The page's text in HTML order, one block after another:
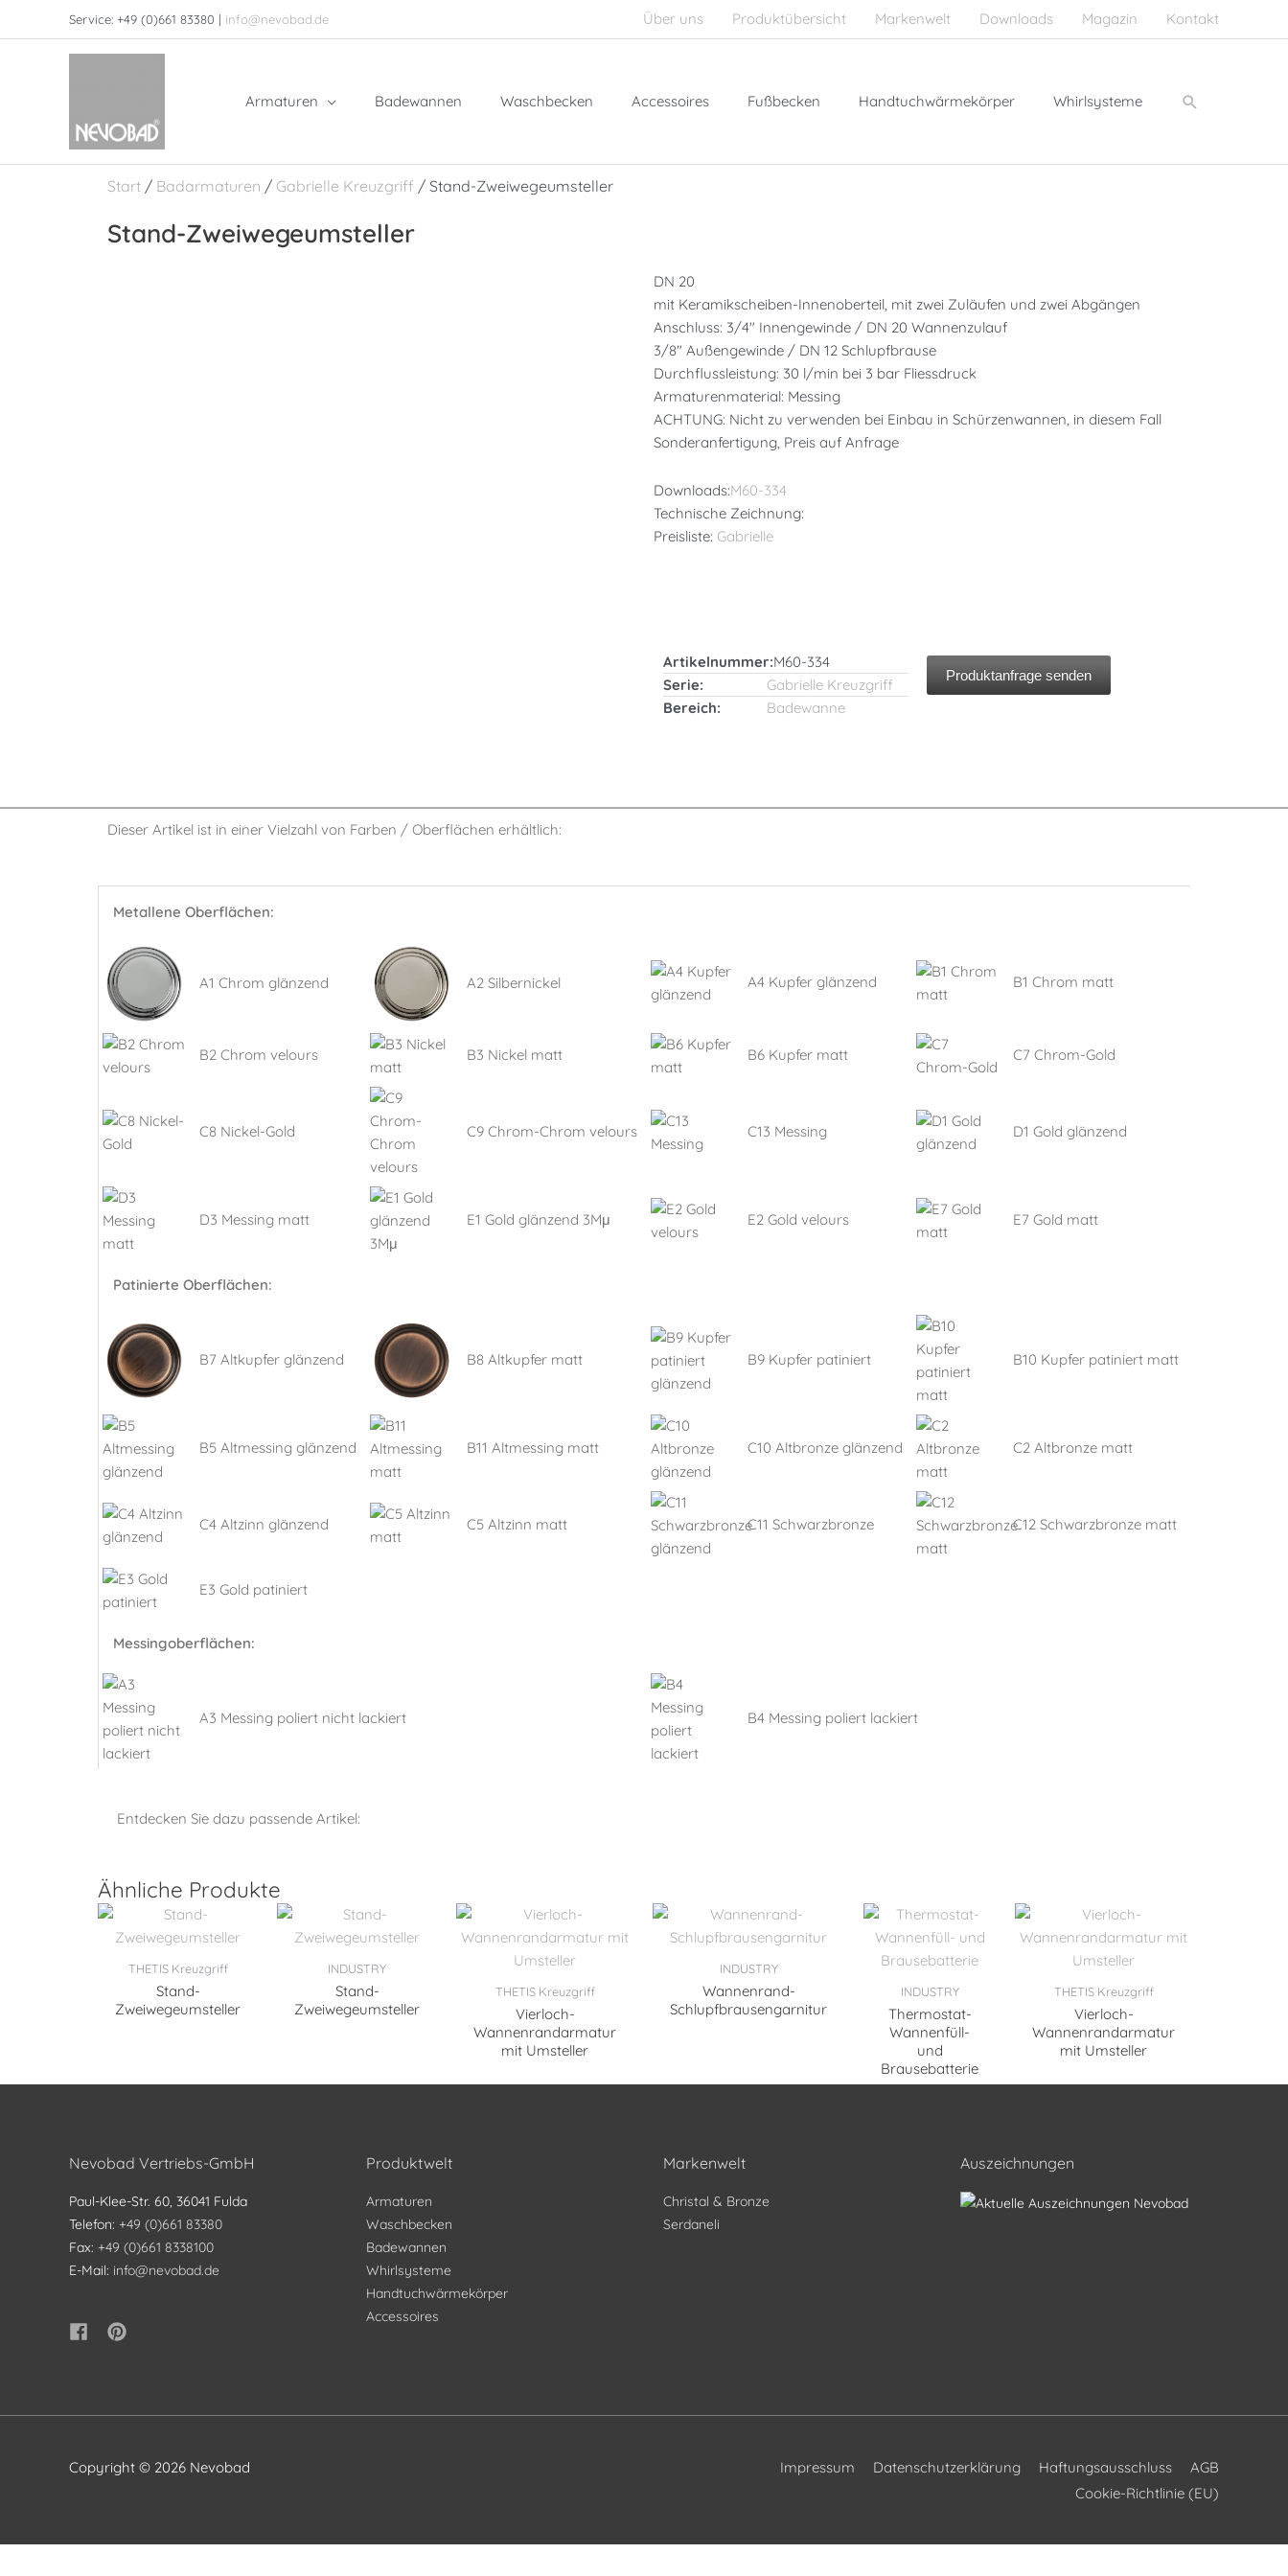
Service: +49 (0)661 83380 | info@nevobad.de Über uns Produktübersicht Markenwelt Downloads Magazin Kontakt
Armaturen Badewannen Waschbecken Accessoires Fußbecken Handtuchwärmekörper Whirlsysteme Suchen
Start / Badarmaturen / Gabrielle Kreuzgriff / Stand-Zweiwegeumsteller
Stand-Zweiwegeumsteller
DN 20
mit Keramikscheiben-Innenoberteil, mit zwei Zuläufen und zwei Abgängen
Anschluss: 3/4″ Innengewinde / DN 20 Wannenzulauf
3/8″ Außengewinde / DN 12 Schlupfbrause
Durchflussleistung: 30 l/min bei 3 bar Fliessdruck
Armaturenmaterial: Messing
ACHTUNG: Nicht zu verwenden bei Einbau in Schürzenwannen, in diesem Fall
Sonderanfertigung, Preis auf Anfrage
Downloads:M60-334
Technische Zeichnung:
Preisliste: Gabrielle
Artikelnummer:M60-334
Serie:
Gabrielle Kreuzgriff
Bereich:
Badewanne
Produktanfrage senden
Dieser Artikel ist in einer Vielzahl von Farben / Oberflächen erhältlich:
Metallene Oberflächen:
A1 Chrom glänzend A2 Silbernickel A4 Kupfer glänzend B1 Chrom matt
B2 Chrom velours B3 Nickel matt B6 Kupfer matt C7 Chrom-Gold
C8 Nickel-Gold C9 Chrom-Chrom velours C13 Messing D1 Gold glänzend
D3 Messing matt E1 Gold glänzend 3Mμ E2 Gold velours E7 Gold matt
Patinierte Oberflächen:
B7 Altkupfer glänzend B8 Altkupfer matt B9 Kupfer patiniert B10 Kupfer patiniert matt
B5 Altmessing glänzend B11 Altmessing matt C10 Altbronze glänzend C2 Altbronze matt
C4 Altzinn glänzend C5 Altzinn matt C11 Schwarzbronze C12 Schwarzbronze matt
E3 Gold patiniert
Messingoberflächen:
A3 Messing poliert nicht lackiert B4 Messing poliert lackiert
Entdecken Sie dazu passende Artikel:
Ähnliche Produkte
THETIS Kreuzgriff
Stand-
Zweiwegeumsteller
INDUSTRY
Stand-
Zweiwegeumsteller
THETIS Kreuzgriff
Vierloch-
Wannenrandarmatur
mit Umsteller
INDUSTRY
Wannenrand-
Schlupfbrausengarnitur
INDUSTRY
Thermostat-
Wannenfüll-
und
Brausebatterie
THETIS Kreuzgriff
Vierloch-
Wannenrandarmatur
mit Umsteller
Nevobad Vertriebs-GmbH
Paul-Klee-Str. 60, 36041 Fulda
Telefon: +49 (0)661 83380
Fax: +49 (0)661 8338100
E-Mail: info@nevobad.de
Produktwelt
Armaturen
Waschbecken
Badewannen
Whirlsysteme
Handtuchwärmekörper
Accessoires
Markenwelt
Christal & Bronze
Serdaneli
Auszeichnungen
Copyright © 2026 Nevobad Impressum Datenschutzerklärung Haftungsausschluss
AGB
Cookie-Richtlinie (EU)